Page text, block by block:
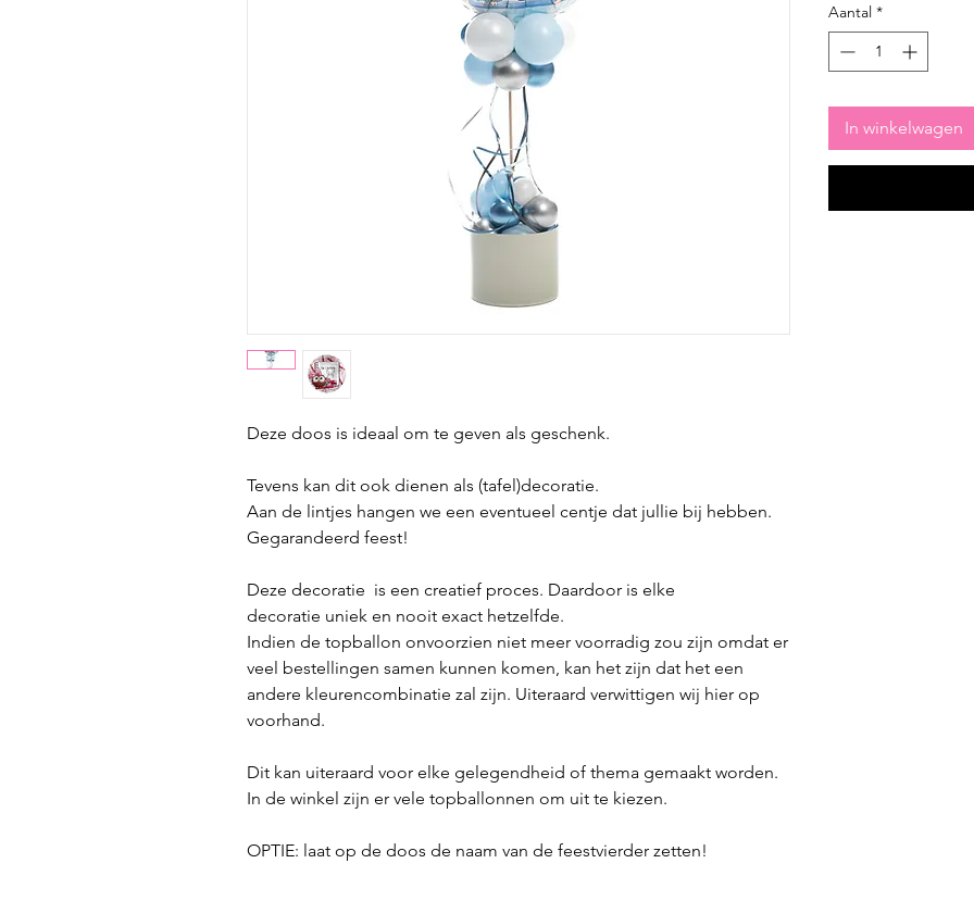
Deze doos is ideaal om te geven als geschenk.
Tevens kan dit ook dienen als (tafel)decoratie.
Aan de lintjes hangen we een eventueel centje dat jullie bij hebben.
Gegarandeerd feest!
Deze decoratie is een creatief proces. Daardoor is elke
decoratie uniek en nooit exact hetzelfde.
Indien de topballon onvoorzien niet meer voorradig zou zijn omdat er
veel bestellingen samen kunnen komen, kan het zijn dat het een
andere kleurencombinatie zal zijn. Uiteraard verwittigen wij hier op
voorhand.
Dit kan uiteraard voor elke gelegendheid of thema gemaakt worden.
In de winkel zijn er vele topballonnen om uit te kiezen.
OPTIE: laat op de doos de naam van de feestvierder zetten!
Aantal *
In winkelwagen